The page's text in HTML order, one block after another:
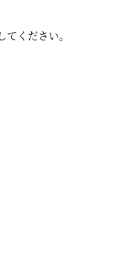
ください。